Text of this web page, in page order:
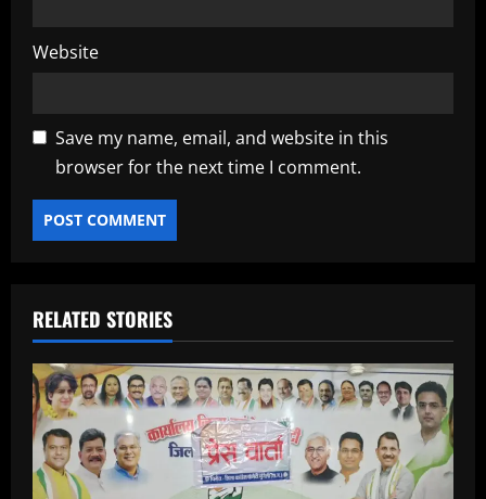
Website
Save my name, email, and website in this
browser for the next time I comment.
RELATED STORIES